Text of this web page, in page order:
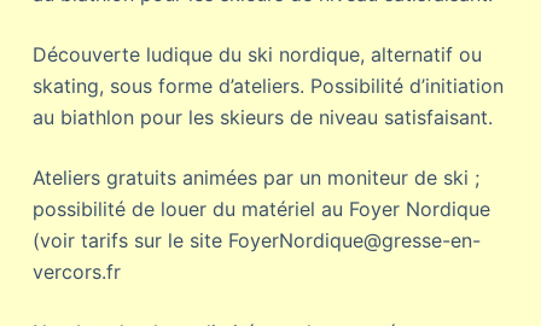
Découverte ludique du ski nordique, alternatif ou
skating, sous forme d’ateliers. Possibilité d’initiation
au biathlon pour les skieurs de niveau satisfaisant.
Ateliers gratuits animées par un moniteur de ski ;
possibilité de louer du matériel au Foyer Nordique
(voir tarifs sur le site FoyerNordique@gresse-en-
vercors.fr